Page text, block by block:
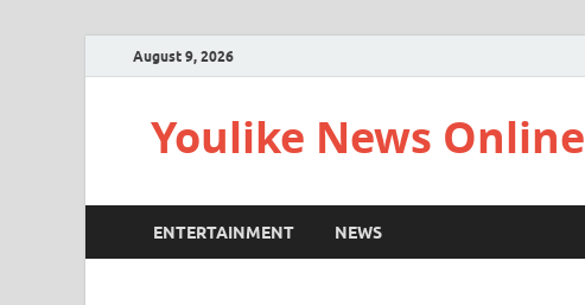
August 9, 2026
Youlike News Online
ENTERTAINMENT NEWS